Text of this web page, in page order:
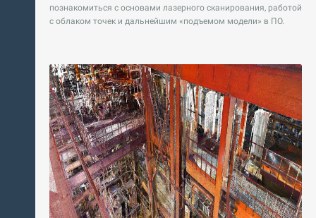
познакомиться с основами лазерного сканирования, работой
с облаком точек и дальнейшим «подъемом модели» в ПО.